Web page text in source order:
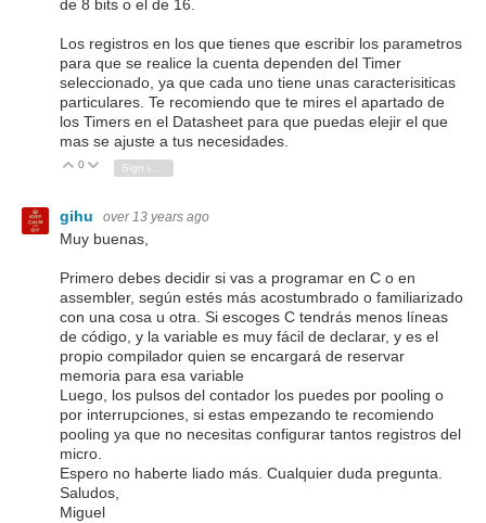
de 8 bits o el de 16.
Los registros en los que tienes que escribir los parametros
para que se realice la cuenta dependen del Timer
seleccionado, ya que cada uno tiene unas caracterisiticas
particulares. Te recomiendo que te mires el apartado de
los Timers en el Datasheet para que puedas elejir el que
mas se ajuste a tus necesidades.
Vote Up
0 Vote Down
gihu over 13 years ago
Muy buenas,
Primero debes decidir si vas a programar en C o en
assembler, según estés más acostumbrado o familiarizado
con una cosa u otra. Si escoges C tendrás menos líneas
de código, y la variable es muy fácil de declarar, y es el
propio compilador quien se encargará de reservar
memoria para esa variable
Luego, los pulsos del contador los puedes por pooling o
por interrupciones, si estas empezando te recomiendo
pooling ya que no necesitas configurar tantos registros del
micro.
Espero no haberte liado más. Cualquier duda pregunta.
Saludos,
Miguel